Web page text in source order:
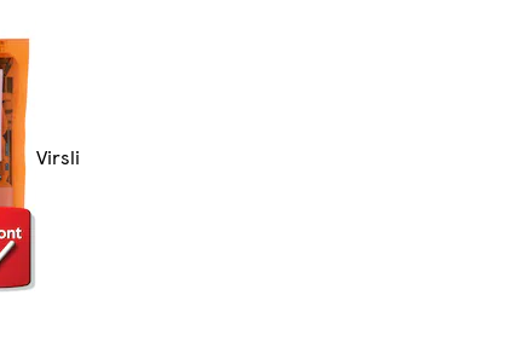
Virsli